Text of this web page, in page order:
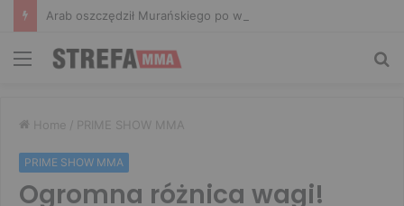
Menu
Home / PRIME SHOW MMA
PRIME SHOW MMA
Ogromna różnica wagi!